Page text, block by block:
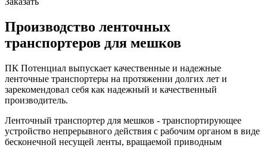
Производство ленточных
транспортеров для мешков
ПК Потенциал выпускает качественные и надежные
ленточные транспортеры на протяжении долгих лет и
зарекомендовал себя как надежный и качественный
производитель.
Ленточный транспортер для мешков - транспортирующее
устройство непрерывного действия с рабочим органом в виде
бесконечной несущей ленты, вращаемой приводным